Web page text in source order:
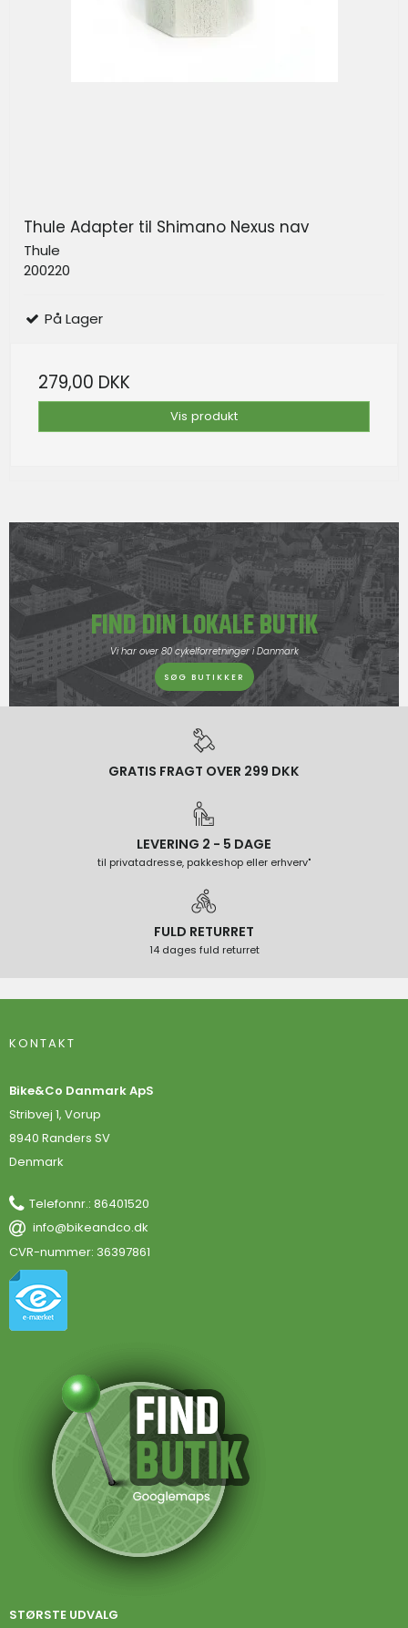
Thule Adapter til Shimano Nexus nav
Thule
200220
På Lager
279,00 DKK
Vis produkt
FIND DIN LOKALE BUTIK
Vi har over 80 cykelforretninger i Danmark
SØG BUTIKKER
GRATIS FRAGT OVER 299 DKK
LEVERING 2 - 5 DAGE
til privatadresse, pakkeshop eller erhverv"
FULD RETURRET
14 dages fuld returret
KONTAKT
Bike&Co Danmark ApS
Stribvej 1, Vorup
8940 Randers SV
Denmark
Telefonnr.: 86401520
info@bikeandco.dk
CVR-nummer: 36397861
STØRSTE UDVALG